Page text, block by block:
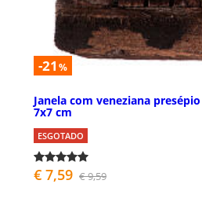
-21 %
Janela com veneziana
7x7 cm
ESGOTADO
€ 7,59 € 9,59